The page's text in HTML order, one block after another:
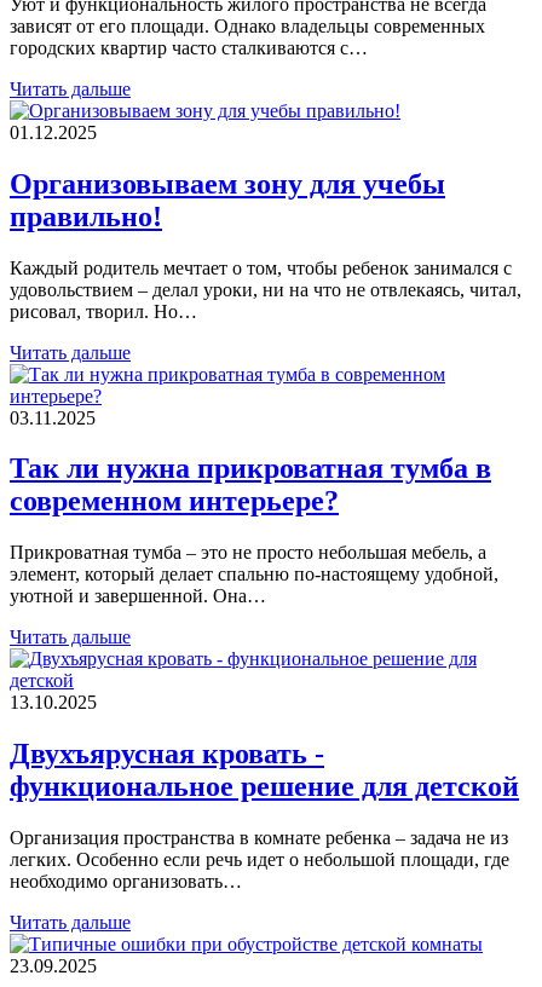
зависят от его площади. Однако владельцы современных
городских квартир часто сталкиваются с…
Читать дальше
01.12.2025
Организовываем зону для учебы
правильно!
Каждый родитель мечтает о том, чтобы ребенок занимался с
удовольствием – делал уроки, ни на что не отвлекаясь, читал,
рисовал, творил. Но…
Читать дальше
03.11.2025
Так ли нужна прикроватная тумба в
современном интерьере?
Прикроватная тумба – это не просто небольшая мебель, а
элемент, который делает спальню по-настоящему удобной,
уютной и завершенной. Она…
Читать дальше
13.10.2025
Двухъярусная кровать -
функциональное решение для детской
Организация пространства в комнате ребенка – задача не из
легких. Особенно если речь идет о небольшой площади, где
необходимо организовать…
Читать дальше
23.09.2025